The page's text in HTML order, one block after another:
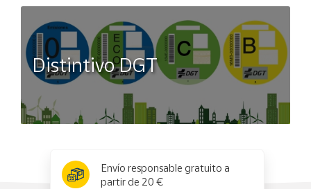
Distintivo DGT
Envío responsable gratuito a
partir de 20 €